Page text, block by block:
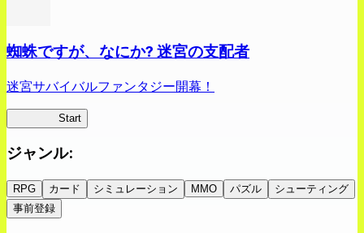
蜘蛛ですが、なにか? 迷宮の支配者
迷宮サバイバルファンタジー開幕！
Start
ジャンル:
RPG カード シミュレーション MMO パズル
シューティング
事前登録